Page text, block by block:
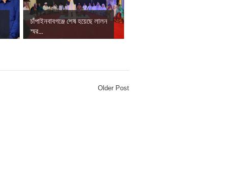
চাঁপাইনবাবগঞ্জে শেষ হয়েছে লালন
স্মর...
Older Post